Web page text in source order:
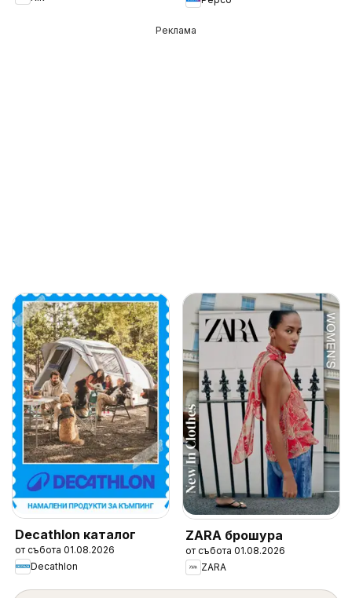
Реклама
Decathlon каталог
от събота 01.08.2026
Decathlon
ZARA брошура
от събота 01.08.2026
ZARA